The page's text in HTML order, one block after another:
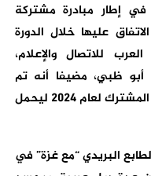
في إطار مبادرة مشتركة
عليها خلال الدورة
للاتصال والإعلام،
بتاريخ 18 يناير 2024 في أبو ظبي، مضيفا أنه تم
التوافق على تخصيص الطابع البريدي المشترك لعام 2024 ليحمل
البريدي “مع غزة” في